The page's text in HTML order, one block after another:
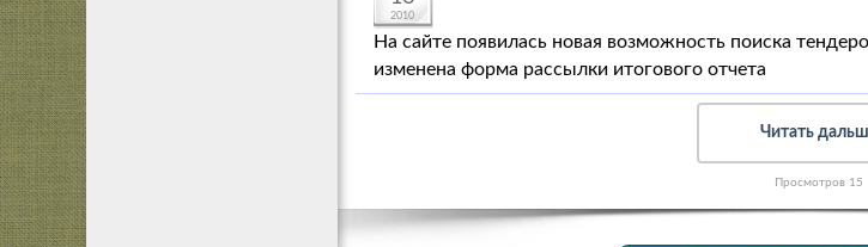
2010
На сайте появилась новая возможность поиска
изменена форма рассылки итогового отчета
Читать
Просмотров 15